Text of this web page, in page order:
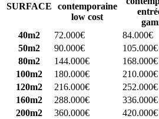
SURFACE
contemporaine
low cost
40m2
72.000€ 84.000€
50m2
90.000€ 105.000€
80m2
144.000€ 168.000€
100m2
180.000€ 210.000€
120m2
216.000€ 252.000€
160m2
288.000€ 336.000€
200m2
360.000€ 420.000€